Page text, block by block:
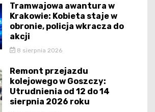
Tramwajowa awantura w
Krakowie: Kobieta staje w
obronie, policja wkracza do
akcji
8 sierpnia 2026
Remont przejazdu
kolejowego w Goszczy:
Utrudnienia od 12 do 14
sierpnia 2026 roku